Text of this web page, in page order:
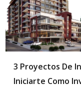
3 Proyectos De
Iniciarte Como